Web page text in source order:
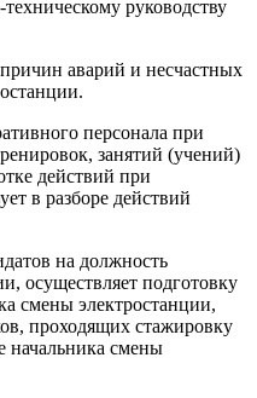
руководству
аварий и несчастных
персонала при
занятий (учений)
действий при
в разборе действий
на должность
осуществляет подготовку
смены электростанции,
проходящих стажировку
начальника смены